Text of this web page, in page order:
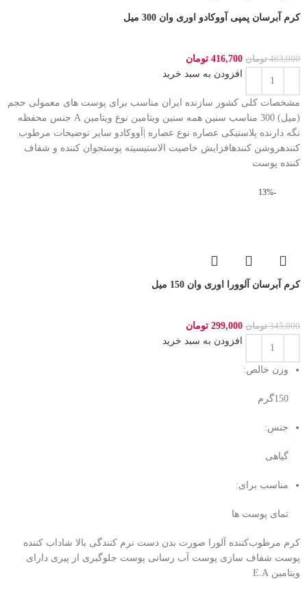
کرم آبرسان پمپی آووکادو اوری وان 300 میل
463,000 تومان 416,700 تومان
افزودن به سبد خرید
مشخصات کلی کشور سازنده ایران مناسب برای پوست های معمولی حجم
(میل) 300 مناسب سنین همه سنین ویتامین نوع ویتامین A جنس محفظه
نگه دارنده پلاستیکی عصاره نوع عصاره |آووکادو سایر توضیحات مرطوب
کنندهروشن کنندهافزایش خاصیت الاستیسیته پوستجوان کننده و شفاف
کننده پوست
-13%
کرم آبرسان آلوورا اوری وان 150 میل
345,000 تومان 299,000 تومان
افزودن به سبد خرید
وزن خالص:
150گرم
جنس:
گیاهی
مناسب برای:
تمای پوست ها
کرم مرطوب‌کننده آلورا صورت بدن دست نرم کنندگی بالا شاداب کننده
پوست شفاف سازی پوست آب رسانی پوست جلوگیری از پیری دارای
ویتامین E.A